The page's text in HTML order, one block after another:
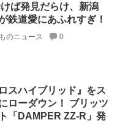
ば発見だらけ、新潟
鉄道愛にあふれすぎ！
のニュース 0
スハイブリッド』をス
ローダウン！ ブリッツ
「DAMPER ZZ-R」発